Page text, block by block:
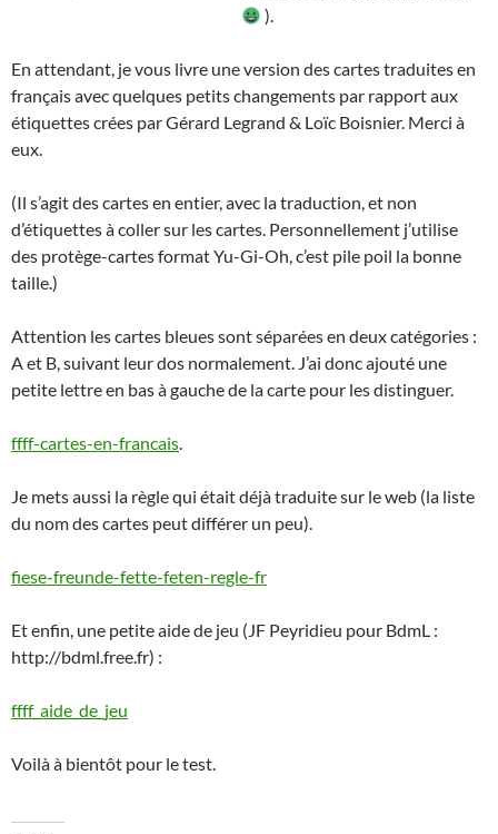
).
En attendant, je vous livre une version des cartes traduites en
français avec quelques petits changements par rapport aux
étiquettes crées par Gérard Legrand & Loïc Boisnier. Merci à
eux.
(Il s’agit des cartes en entier, avec la traduction, et non
d’étiquettes à coller sur les cartes. Personnellement j’utilise
des protège-cartes format Yu-Gi-Oh, c’est pile poil la bonne
taille.)
Attention les cartes bleues sont séparées en deux catégories :
A et B, suivant leur dos normalement. J’ai donc ajouté une
petite lettre en bas à gauche de la carte pour les distinguer.
ffff-cartes-en-francais.
Je mets aussi la règle qui était déjà traduite sur le web (la liste
du nom des cartes peut différer un peu).
fiese-freunde-fette-feten-regle-fr
Et enfin, une petite aide de jeu (JF Peyridieu pour BdmL :
http://bdml.free.fr) :
ffff_aide_de_jeu
Voilà à bientôt pour le test.